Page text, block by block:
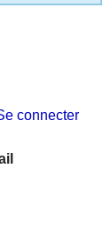
connecter